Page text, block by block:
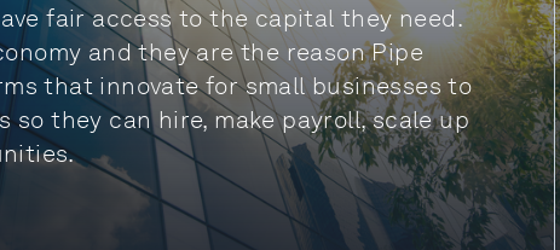
fair access to the capital they need.
and they are the reason Pipe
that innovate for small businesses to
they can hire, make payroll, scale up